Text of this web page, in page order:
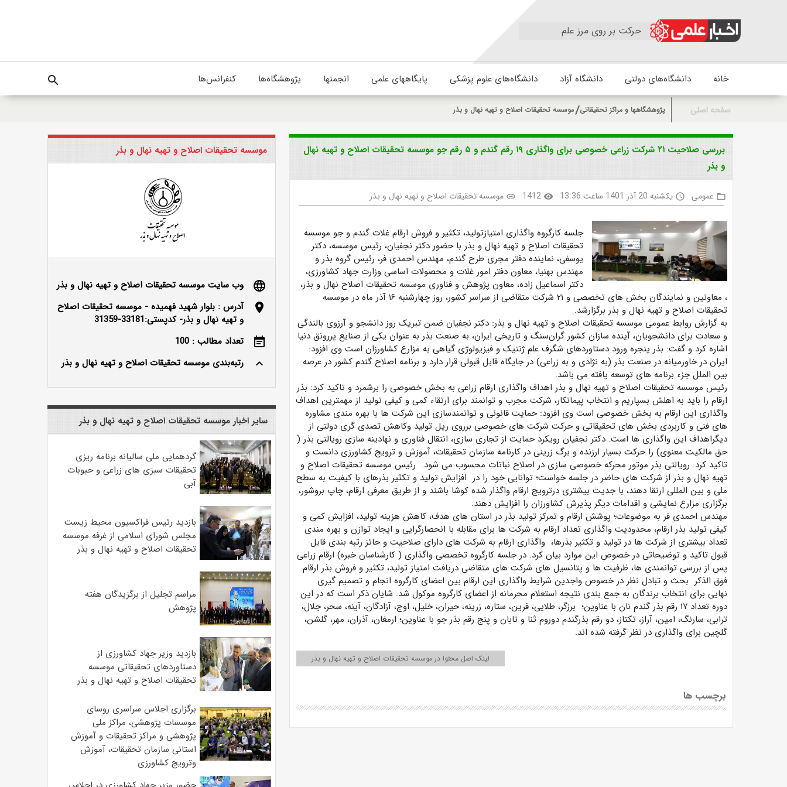
حرکت بر روی مرز علم
خانه دانشگاه‌های دولتی دانشگاه آزاد دانشگاه‌های علوم پزشکی پایگاههای علمی انجمنها پژوهشگاه‌ها کنفرانس‌ها search
صفحه اصلی پژوهشگاهها و مراکز تحقیقاتی موسسه تحقیقات اصلاح و تهیه نهال و بذر
بررسی صلاحیت ۲۱ شرکت زراعی خصوصی برای واگذاری ۱۹ رقم گندم و ۵ رقم جو موسسه تحقیقات اصلاح و تهیه نهال
و بذر
folder_open عمومی access_time یکشنبه 20 آذر 1401 ساعت 13:36 visibility
1412
link موسسه تحقیقات اصلاح و تهیه نهال و بذر
جلسه کارگروه واگذاری امتیازتولید، تکثیر و فروش ارقام غلات گندم و جو موسسه
تحقیقات اصلاح و تهیه نهال و بذر با حضور دکتر نجفیان، رئیس موسسه، دکتر
یوسفی، نماینده دفتر مجری طرح گندم، مهندس احمدی فر، رئیس گروه بذر و
مهندس بهنیا، معاون دفتر امور غلات و محصولات اساسی وزارت جهاد کشاورزی،
دکتر اسماعیل زاده، معاون پژوهش و فناوری موسسه تحقیقات اصلاح نهال و بذر،
، معاونین و نمایندگان بخش های تخصصی و ۲۱ شرکت متقاضی از سراسر کشور، روز چهارشنبه ۱۶ آذر ماه در موسسه
تحقیقات اصلاح و تهیه نهال و بذر برگزارشد.
به گزارش روابط عمومی موسسه تحقیقات اصلاح و تهیه نهال و بذر: دکتر نجفیان ضمن تبریک روز دانشجو و آرزوی بالندگی
و سعادت برای دانشجویان، آینده سازان کشور گران‌سنگ و تاریخی ایران، به صنعت بذر به عنوان یکی از صنایع پررونق دنیا
اشاره کرد و گفت: بذر پنجره ورود دستاوردهای شگرف علم ژنتیک و فیزیولوژی گیاهی به مزارع کشاورزان است وی افزود:
ایران در خاورمیانه در صنعت بذر (به نژادی و به زراعی) در جایگاه قابل قبولی قرار دارد و برنامه اصلاح گندم کشور در عرصه
بین الملل جزء برنامه های توسعه یافته می باشد.
رئیس موسسه تحقیقات اصلاح و تهیه نهال و بذر اهداف واگذاری ارقام زراعی به بخش خصوصی را برشمرد و تاکید کرد: بذر
ارقام را باید به اهلش بسپاریم و انتخاب پیمانکار، شرکت مجرب و توانمند برای ارتقاء کمی و کیفی تولید از مهمترین اهداف
واگذاری این ارقام به بخش خصوصی است وی افزود: حمایت قانونی و توانمندسازی این شرکت ها با بهره مندی مشاوره
های فنی و کاربردی بخش های تحقیقاتی و حرکت شرکت های خصوصی برروی ریل تولید وکاهش تصدی گری دولتی از
دیگراهداف این واگذاری ها است. دکتر نجفیان رویکرد حمایت از تجاری سازی، انتقال فناوری و نهادینه سازی رویالتی بذر (
حق مالکیت معنوی) را حرکت بسیار ارزنده و برگ زرینی در کارنامه سازمان تحقیقات، آموزش و ترویج کشاورزی دانست و
تاکید کرد: رویالتی بذر موتور محرکه خصوصی سازی در اصلاح نباتات محسوب می شود. رئیس موسسه تحقیقات اصلاح و
تهیه نهال و بذر از شرکت های حاضر در جلسه خواست؛ توانایی خود را در افزایش تولید و تکثیر بذرهای با کیفیت به سطح
ملی و بین المللی ارتقا دهند، با جدیت بیشتری درترویج ارقام واگذار شده کوشا باشند و از طریق معرفی ارقام، چاپ بروشور،
برگزاری مزارع نمایشی و اقدامات دیگر پذیرش کشاورزان را افزایش دهند.
مهندس احمدی فر به موضوعات؛ پوشش ارقام و تمرکز تولید بذر در استان های هدف، کاهش هزینه تولید، افزایش کمی و
کیفی تولید بذر ارقام، محدودیت واگذاری تعداد ارقام به شرکت ها برای مقابله با انحصارگرایی و ایجاد توازن و بهره مندی
تعداد بیشتری از شرکت ها در تولید و تکثیر بذرها، واگذاری ارقام به شرکت های دارای صلاحیت و حائز رتبه بندی قابل
قبول تاکید و توضیحاتی در خصوص این موارد بیان کرد. در جلسه کارگروه تخصصی واگذاری ( کارشناسان خبره) ارقام زراعی
پس از بررسی توانمندی ها، ظرفیت ها و پتانسیل های شرکت های متقاضی دریافت امتیاز تولید، تکثیر و فروش بذر ارقام
فوق الذکر بحث و تبادل نظر در خصوص واجدین شرایط واگذاری این ارقام بین اعضای کارگروه انجام و تصمیم گیری
نهایی برای انتخاب برندگان به جمع بندی نتیجه استعلام محرمانه از اعضای کارگروه موکول شد. شایان ذکر است که در این
دوره تعداد ۱۷ رقم بذر گندم نان با عناوین؛ برزگر، طلایی، فرین، ستاره، زرینه، حیران، خلیل، اوج، آزادگان، آینه، سحر، جلال،
ترابی، سارنگ، امین، آراز، تکتاز، دو رقم بذرگندم دوروم ثنا و تابان و پنج رقم بذر جو با عناوین؛ ارمغان، آذران، مهر، گلشن،
گلچین برای واگذاری در نظر گرفته شده اند.
لینک اصل محتوا در موسسه تحقیقات اصلاح و تهیه نهال و بذر
برچسب ها
موسسه تحقیقات اصلاح و تهیه نهال و بذر
language
وب سایت موسسه تحقیقات اصلاح و تهیه نهال و بذر
location_on
آدرس : بلوار شهید فهمیده - موسسه تحقیقات اصلاح
و تهیه نهال و بذر- کدپستی:33181-31359
event_note
تعداد مطالب : 100
keyboard_arrow_up
رتبه‌بندی موسسه تحقیقات اصلاح و تهیه نهال و بذر
سایر اخبار موسسه تحقیقات اصلاح و تهیه نهال و بذر
گردهمایی ملی سالیانه برنامه ریزی
تحقیقات سبزی های زراعی و حبوبات
آبی
بازدید رئیس فراکسیون محیط زیست
مجلس شورای اسلامی از غرفه موسسه
تحقیقات اصلاح و تهیه نهال و بذر
مراسم تجلیل از برگزیدگان هفته
پژوهش
بازدید وزیر جهاد کشاورزی از
دستاوردهای تحقیقاتی موسسه
تحقیقات اصلاح و تهیه نهال و بذر
برگزاری اجلاس سراسری روسای
موسسات پژوهشی، مراکز ملی
پژوهشی و مراکز تحقیقات و آموزش
استانی سازمان تحقیقات، آموزش
وترویج کشاورزی